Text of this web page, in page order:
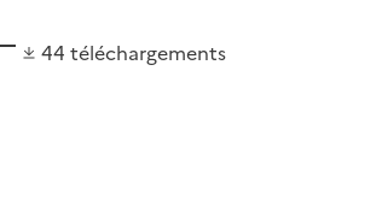
44 téléchargements